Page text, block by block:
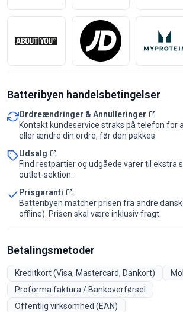
Batteribyen handelsbetingelser
Ordreændringer & Annulleringer
Kontakt kundeservice straks på telefon for
eller ændre din ordre, før den pakkes.
Udsalg
Find restpartier og udgåede varer til ekstra
outlet-sektion.
Prisgaranti
Batteribyen matcher prisen fra andre
offline). Prisen skal være inklusiv fragt.
Betalingsmetoder
Kreditkort (Visa, Mastercard, Dankort)
Proforma faktura / Bankoverførsel
Offentlig virksomhed (EAN)